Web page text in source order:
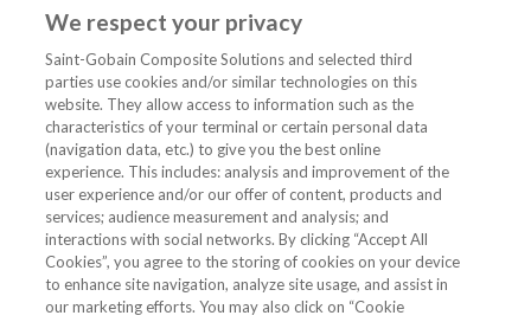
Tjenester
VVS Fagmann
Følg oss
We respect your privacy
Saint-Gobain Composite Solutions and selected third
parties use cookies and/or similar technologies on this
website. They allow access to information such as the
characteristics of your terminal or certain personal data
(navigation data, etc.) to give you the best online
experience. This includes: analysis and improvement of the
user experience and/or our offer of content, products and
services; audience measurement and analysis; and
interactions with social networks. By clicking “Accept All
Cookies”, you agree to the storing of cookies on your device
to enhance site navigation, analyze site usage, and assist in
our marketing efforts. You may also click on “Cookie